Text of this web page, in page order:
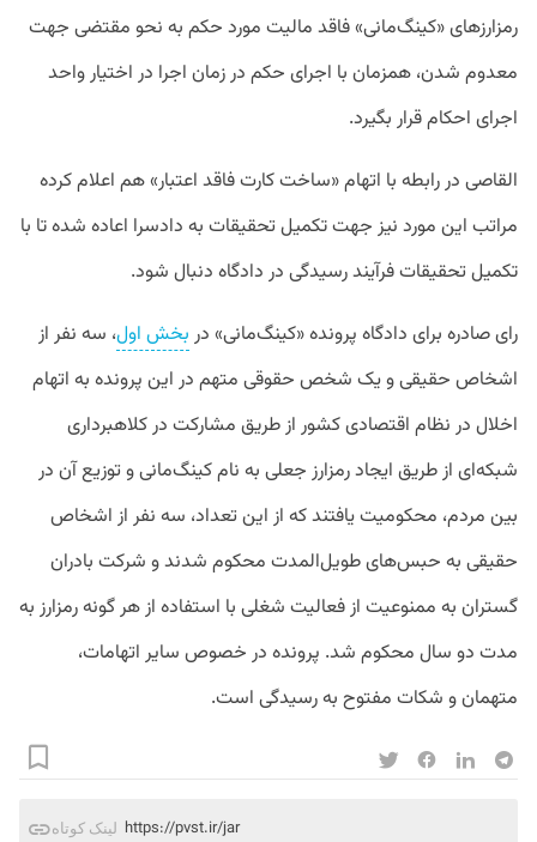
رمزارزهای «کینگ‌مانی» فاقد مالیت مورد حکم به نحو مقتضی جهت
معدوم شدن، همزمان با اجرای حکم در زمان اجرا در اختیار واحد
اجرای احکام قرار بگیرد.
القاصی در رابطه با اتهام «ساخت کارت فاقد اعتبار» هم اعلام کرده
مراتب این مورد نیز جهت تکمیل تحقیقات به دادسرا اعاده شده تا با
تکمیل تحقیقات فرآیند رسیدگی در دادگاه دنبال شود.
رای صادره برای دادگاه پرونده «کینگ‌مانی» در بخش اول، سه نفر از
اشخاص حقیقی و یک شخص حقوقی متهم در این پرونده به اتهام
اخلال در نظام اقتصادی کشور از طریق مشارکت در کلاهبرداری
شبکه‌ای از طریق ایجاد رمزارز جعلی به نام کینگ‌مانی و توزیع آن در
بین مردم، محکومیت یافتند که از این تعداد، سه نفر از اشخاص
حقیقی به حبس‌های طویل‌المدت محکوم شدند و شرکت بادران
گستران به ممنوعیت از فعالیت شغلی با استفاده از هر گونه رمزارز به
مدت دو سال محکوم شد. پرونده در خصوص سایر اتهامات،
متهمان و شکات مفتوح به رسیدگی است.
لینک کوتاه https://pvst.ir/jar